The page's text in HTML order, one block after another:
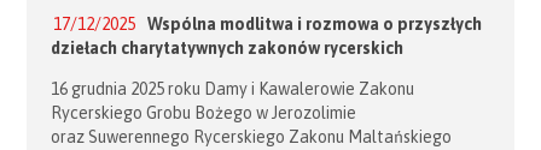
17/12/2025
Wspólna modlitwa i rozmowa o przyszłych
dziełach charytatywnych zakonów rycerskich
16 grudnia 2025 roku Damy i Kawalerowie Zakonu
Rycerskiego Grobu Bożego w Jerozolimie
oraz Suwerennego Rycerskiego Zakonu Maltańskiego